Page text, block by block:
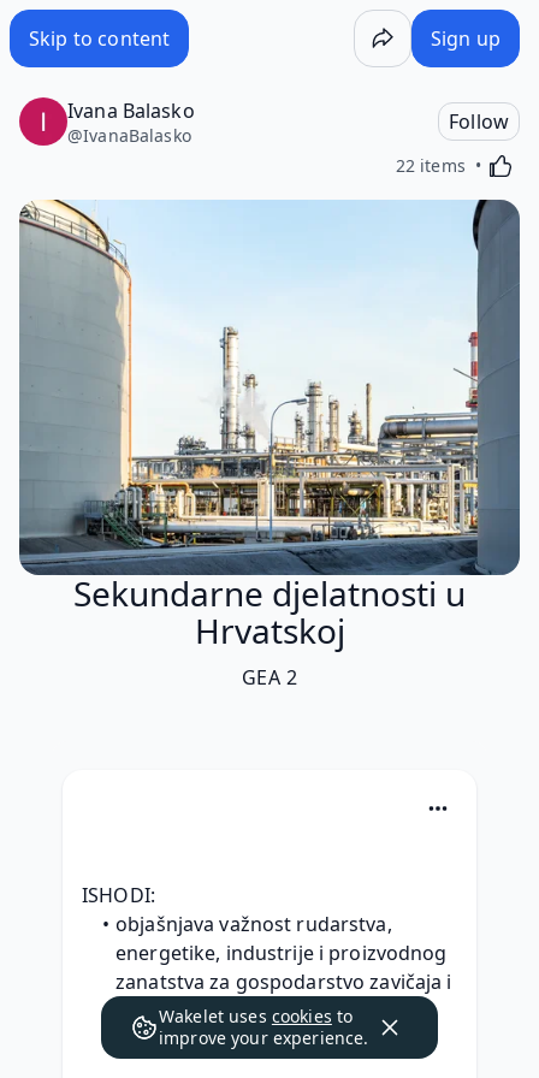
Skip to content Sign up
Ivana Balasko
@IvanaBalasko
Follow
22 items
Sekundarne djelatnosti u
Hrvatskoj
GEA 2
ISHODI:
objašnjava važnost rudarstva,
energetike, industrije i proizvodnog
zanatstva za gospodarstvo zavičaja i
Hrvatske u okvirima održivoga
razvoja
Wakelet uses cookies to
improve your experience.